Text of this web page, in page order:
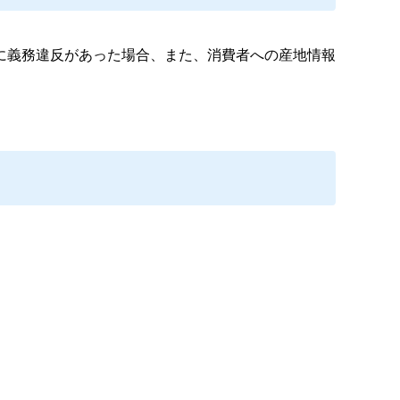
務違反があった場合、また、消費者への産地情報